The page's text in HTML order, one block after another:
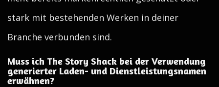
stark mit bestehenden Werken in deiner
Branche verbunden sind.
Muss ich The Story Shack bei der Verwendung
generierter Laden- und Dienstleistungsnamen
erwähnen?